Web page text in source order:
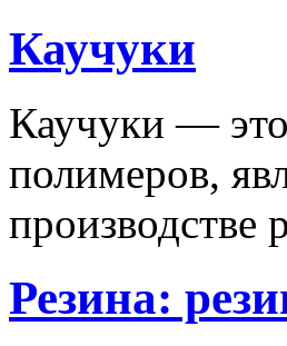
Каучуки
Каучуки —
полимеров,
производстве
Резина: